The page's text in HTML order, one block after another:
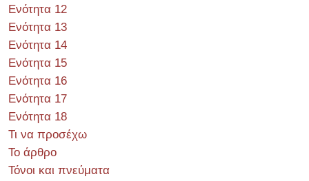
Ενότητα 12
Ενότητα 13
Ενότητα 14
Ενότητα 15
Ενότητα 16
Ενότητα 17
Ενότητα 18
Τι να προσέχω
Το άρθρο
Τόνοι και πνεύματα